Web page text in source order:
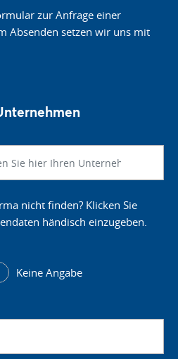
zur Anfrage einer
Absenden setzen wir uns mit
nicht finden? Klicken Sie
händisch einzugeben.
Keine Angabe